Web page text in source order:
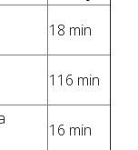
18 min
116 min
16 min